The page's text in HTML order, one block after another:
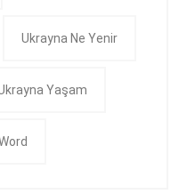
Ukrayna Ne Yenir
Yaşam